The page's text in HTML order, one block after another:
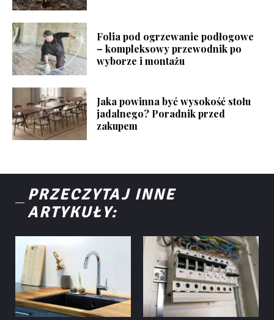
Folia pod ogrzewanie podłogowe
– kompleksowy przewodnik po
wyborze i montażu
Jaka powinna być wysokość stołu
jadalnego? Poradnik przed
zakupem
PRZECZYTAJ INNE
ARTYKUŁY: